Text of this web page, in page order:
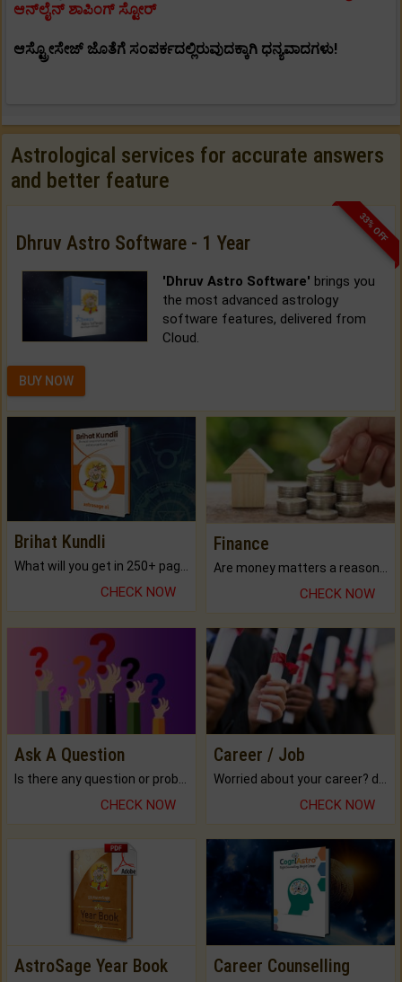
ಆನ್‌ಲೈನ್ ಶಾಪಿಂಗ್ ಸ್ಟೋರ್
ಆಸ್ಟ್ರೋಸೇಜ್ ಜೊತೆಗೆ ಸಂಪರ್ಕದಲ್ಲಿರುವುದಕ್ಕಾಗಿ ಧನ್ಯವಾದಗಳು!
Astrological services for accurate answers
and better feature
33% OFF
Dhruv Astro Software - 1 Year
'Dhruv Astro Software' brings you
the most advanced astrology
software features, delivered from
Cloud.
BUY NOW
Brihat Kundli
CHECK NOW
Finance
CHECK NOW
Ask A Question
Is there any question or problem lingering.
CHECK NOW
Career / Job
Worried about your career? don't know what is.
CHECK NOW
AstroSage Year Book Career Counselling